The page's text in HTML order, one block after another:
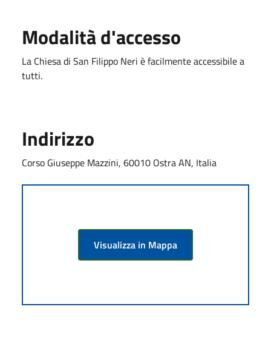
Modalità d'accesso
La Chiesa di San Filippo Neri è facilmente accessibile a
tutti.
Indirizzo
Corso Giuseppe Mazzini, 60010 Ostra AN, Italia
Visualizza in Mappa